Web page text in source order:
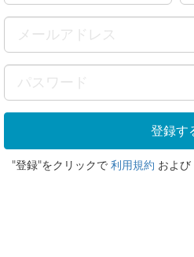
"登録"をクリックで 利用規約 および